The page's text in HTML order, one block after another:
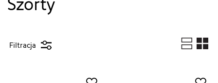
Filtracja